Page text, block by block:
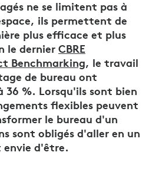
ne se limitent pas à
ils permettent de
plus efficace et plus
le dernier CBRE
Benchmarking, le travail
de bureau ont
36 %. Lorsqu'ils sont bien
flexibles peuvent
le bureau d'un
sont obligés d'aller en un
d'être.